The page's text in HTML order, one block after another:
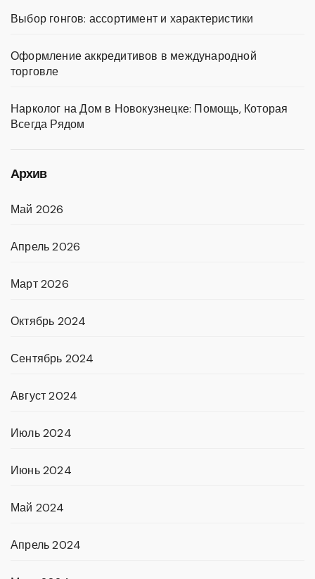
Выбор гонгов: ассортимент и характеристики
Оформление аккредитивов в международной
торговле
Нарколог на Дом в Новокузнецке: Помощь, Которая
Всегда Рядом
Архив
Май 2026
Апрель 2026
Март 2026
Октябрь 2024
Сентябрь 2024
Август 2024
Июль 2024
Июнь 2024
Май 2024
Апрель 2024